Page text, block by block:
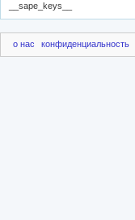
__sape_keys__
о нас конфиденциальность